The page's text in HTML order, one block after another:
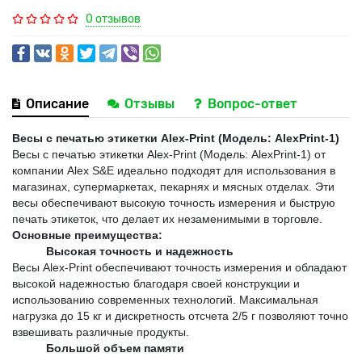
0 отзывов
Описание Отзывы Вопрос-ответ
Весы с печатью этикетки Alex-Print (Модель: AlexPrint-1)
Весы с печатью этикетки Alex-Print (Модель: AlexPrint-1) от
компании Alex S&E идеально подходят для использования в
магазинах, супермаркетах, пекарнях и мясных отделах. Эти
весы обеспечивают высокую точность измерения и быструю
печать этикеток, что делает их незаменимыми в торговле.
Основные преимущества:
Высокая точность и надежность
Весы Alex-Print обеспечивают точность измерения и обладают
высокой надежностью благодаря своей конструкции и
использованию современных технологий. Максимальная
нагрузка до 15 кг и дискретность отсчета 2/5 г позволяют точно
взвешивать различные продукты.
Большой объем памяти